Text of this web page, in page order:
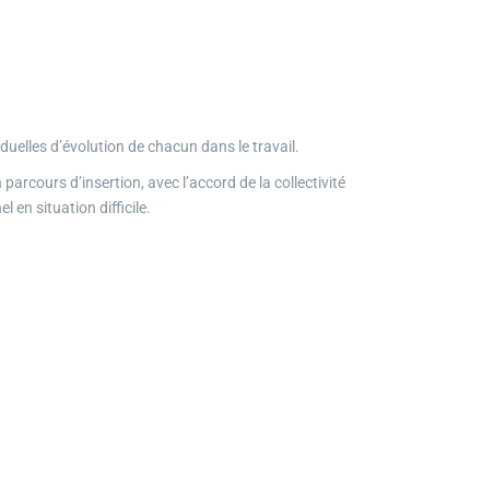
d’évolution de chacun dans le travail.
d’insertion, avec l’accord de la collectivité
en situation difficile.